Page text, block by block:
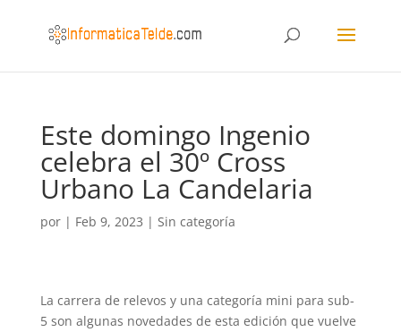
Este domingo Ingenio
celebra el 30º Cross
Urbano La Candelaria
por | Feb 9, 2023 | Sin categoría
La carrera de relevos y una categoría mini para sub-
5 son algunas novedades de esta edición que vuelve